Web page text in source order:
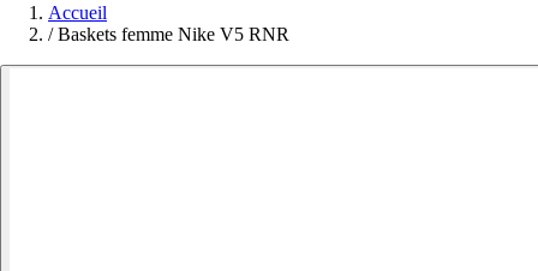
Accueil
/ Baskets femme Nike V5 RNR